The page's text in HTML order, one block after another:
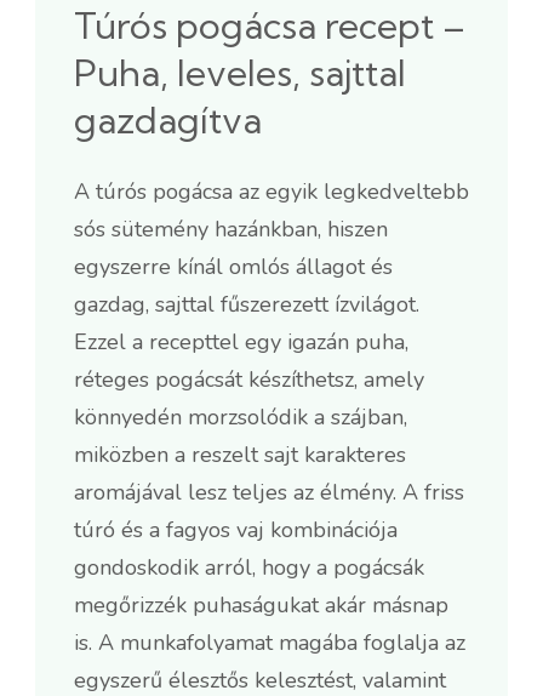
Túrós pogácsa recept –
Puha, leveles, sajttal
gazdagítva
A túrós pogácsa az egyik legkedveltebb
sós sütemény hazánkban, hiszen
egyszerre kínál omlós állagot és
gazdag, sajttal fűszerezett ízvilágot.
Ezzel a recepttel egy igazán puha,
réteges pogácsát készíthetsz, amely
könnyedén morzsolódik a szájban,
miközben a reszelt sajt karakteres
aromájával lesz teljes az élmény. A friss
túró és a fagyos vaj kombinációja
gondoskodik arról, hogy a pogácsák
megőrizzék puhaságukat akár másnap
is. A munkafolyamat magába foglalja az
egyszerű élesztős kelesztést, valamint